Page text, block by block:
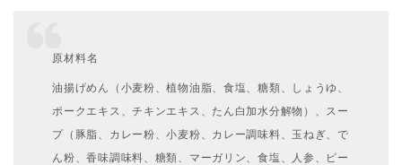
原材料名
油揚げめん（小麦粉、植物油脂、食塩、糖類、しょうゆ、
ポークエキス、チキンエキス、たん白加水分解物）、スー
プ（豚脂、カレー粉、小麦粉、カレー調味料、玉ねぎ、で
ん粉、香味調味料、糖類、マーガリン、食塩、人参、ピー